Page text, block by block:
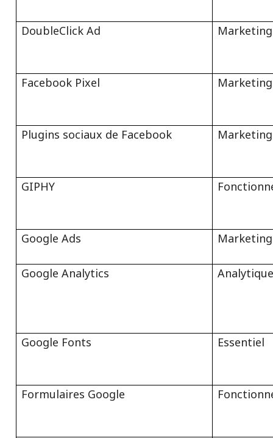
DoubleClick Ad Marketing
Facebook Pixel Marketing
Plugins sociaux de Facebook Marketing
GIPHY
Google Ads Marketing
Google Analytics Analytique
Google Fonts Essentiel
Formulaires Google